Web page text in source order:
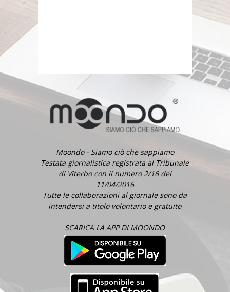
Moondo - Siamo ciò che sappiamo
Testata giornalistica registrata al Tribunale
di Viterbo con il numero 2/16 del
11/04/2016
Tutte le collaborazioni al giornale sono da
intendersi a titolo volontario e gratuito
SCARICA LA APP DI MOONDO